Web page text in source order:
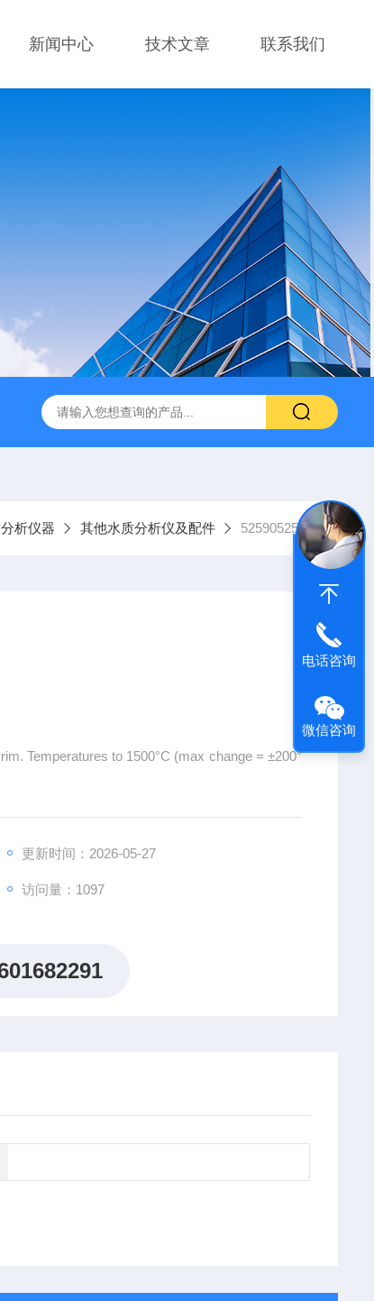
新闻中心 技术文章 联系我们
便携式多参数水质分析仪 GTOX-700便携式
析仪器 其他水质分析仪及配件 5259052590
Temperatures to 1500°C (max change = ±200°
更新时间：2026-05-27
访问量：1097
电话咨询
微信咨询